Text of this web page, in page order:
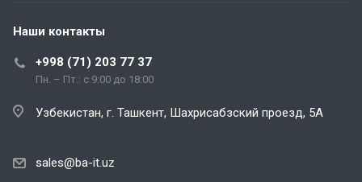
Наши контакты
+998 (71) 203 77 37
Пн. – Пт.: с 9:00 до 18:00
Узбекистан, г. Ташкент, Шахрисабзский проезд, 5А
sales@ba-it.uz